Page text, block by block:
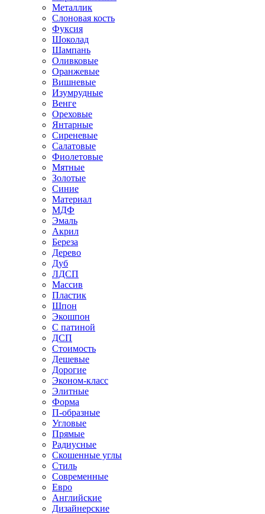
Металлик
Слоновая кость
Фуксия
Шоколад
Шампань
Оливковые
Оранжевые
Вишневые
Изумрудные
Венге
Ореховые
Янтарные
Сиреневые
Салатовые
Фиолетовые
Мятные
Золотые
Синие
Материал
МДФ
Эмаль
Акрил
Береза
Дерево
Дуб
ЛДСП
Массив
Пластик
Шпон
Экошпон
С патиной
ДСП
Стоимость
Дешевые
Дорогие
Эконом-класс
Элитные
Форма
П-образные
Угловые
Прямые
Радиусные
Скошенные углы
Стиль
Современные
Евро
Английские
Дизайнерские